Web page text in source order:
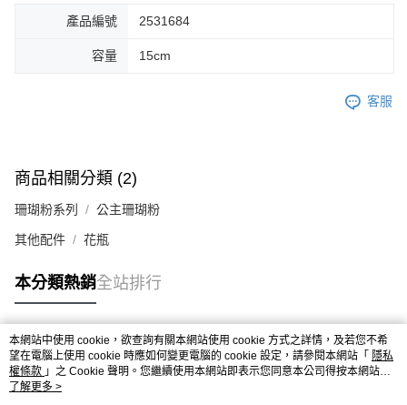
產品編號 2531684
容量 15cm
客服
商品相關分類 (2)
珊瑚粉系列 公主珊瑚粉
其他配件 花瓶
本分類熱銷全站排行
熱門標籤
本網站中使用 cookie，欲查詢有關本網站使用 cookie 方式之詳情，及若您不希
望在電腦上使用 cookie 時應如何變更電腦的 cookie 設定，請參閱本網站「 隱私
權條款 」之 Cookie 聲明。您繼續使用本網站即表示您同意本公司得按本網站使
用條款之 Cookie 聲明使用 cookie。
了解更多 >